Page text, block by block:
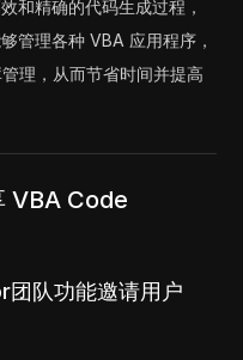
和精确的代码生成过程，
管理各种 VBA 应用程序，
理，从而节省时间并提高
VBA Code
队功能邀请用户